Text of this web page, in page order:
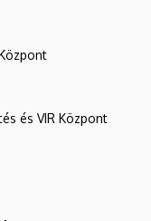
és VIR Központ